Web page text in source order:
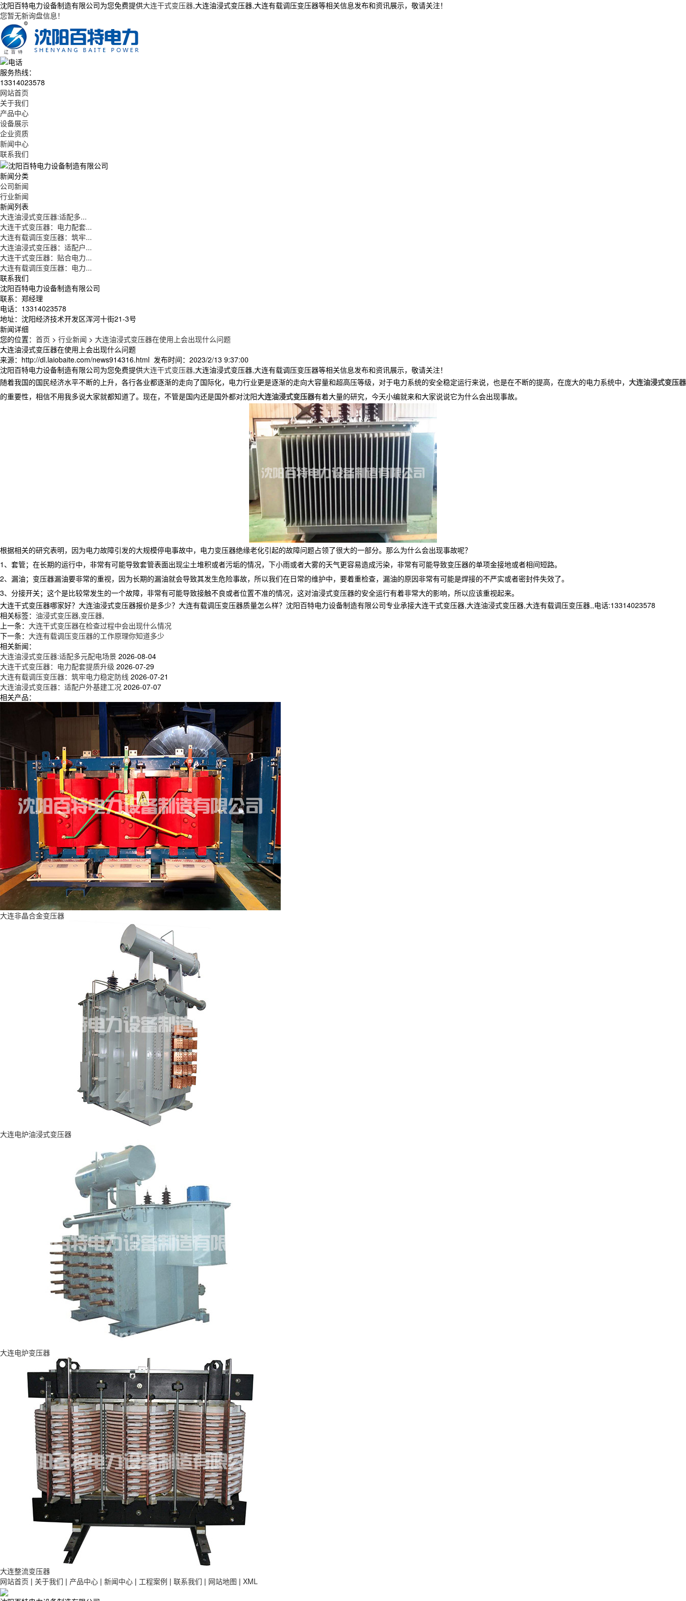
沈阳百特电力设备制造有限公司为您免费提供大连干式变压器,大连油浸式变压器,大连有载调压变压器等相关信息发布和资讯展示，敬请关注！
您暂无新询盘信息！
服务热线：
13314023578
网站首页
关于我们
产品中心
设备展示
企业资质
新闻中心
联系我们
新闻分类
公司新闻
行业新闻
新闻列表
大连油浸式变压器:适配多...
大连干式变压器：电力配套...
大连有载调压变压器：筑牢...
大连油浸式变压器：适配户...
大连干式变压器：贴合电力...
大连有载调压变压器：电力...
联系我们
沈阳百特电力设备制造有限公司
联系：郑经理
电话：13314023578
地址：沈阳经济技术开发区浑河十街21-3号
新闻详细
您的位置： 首页 > 行业新闻 > 大连油浸式变压器在使用上会出现什么问题
大连油浸式变压器在使用上会出现什么问题
来源：http://dl.laiobaite.com/news914316.html 发布时间：2023/2/13 9:37:00
沈阳百特电力设备制造有限公司为您免费提供大连干式变压器,大连油浸式变压器,大连有载调压变压器等相关信息发布和资讯展示，敬请关注！
随着我国的国民经济水平不断的上升，各行各业都逐渐的走向了国际化，电力行业更是逐渐的走向大容量和超高压等级，对于电力系统的安全稳定运行来说，也是在不断的提高，在庞大的电力系统中， 大连油浸式变压器
的重要性，相信不用我多说大家就都知道了。现在，不管是国内还是国外都对沈阳大连油浸式变压器有着大量的研究，今天小编就来和大家说说它为什么会出现事故。
根据相关的研究表明，因为电力故障引发的大规模停电事故中，电力变压器绝缘老化引起的故障问题占领了很大的一部分。那么为什么会出现事故呢？
1、套管；在长期的运行中，非常有可能导致套管表面出现尘土堆积或者污垢的情况，下小雨或者大雾的天气更容易造成污染，非常有可能导致变压器的单项金接地或者相间短路。
2、漏油；变压器漏油要非常的重视，因为长期的漏油就会导致其发生危险事故，所以我们在日常的维护中，要着重检查，漏油的原因非常有可能是焊接的不严实或者密封件失效了。
3、分接开关；这个是比较常发生的一个故障，非常有可能导致接触不良或者位置不准的情况，这对油浸式变压器的安全运行有着非常大的影响，所以应该重视起来。
大连干式变压器哪家好？大连油浸式变压器报价是多少？大连有载调压变压器质量怎么样？沈阳百特电力设备制造有限公司专业承接大连干式变压器,大连油浸式变压器,大连有载调压变压器,,电话:13314023578
相关标签： 油浸式变压器,变压器,
上一条： 大连干式变压器在检查过程中会出现什么情况
下一条： 大连有载调压变压器的工作原理你知道多少
相关新闻：
大连油浸式变压器:适配多元配电场景 2026-08-04
大连干式变压器：电力配套提质升级 2026-07-29
大连有载调压变压器：筑牢电力稳定防线 2026-07-21
大连油浸式变压器：适配户外基建工况 2026-07-07
相关产品：
大连非晶合金变压器
大连电炉油浸式变压器
大连电炉变压器
大连整流变压器
网站首页 | 关于我们 | 产品中心 | 新闻中心 | 工程案例 | 联系我们 | 网站地图 | XML